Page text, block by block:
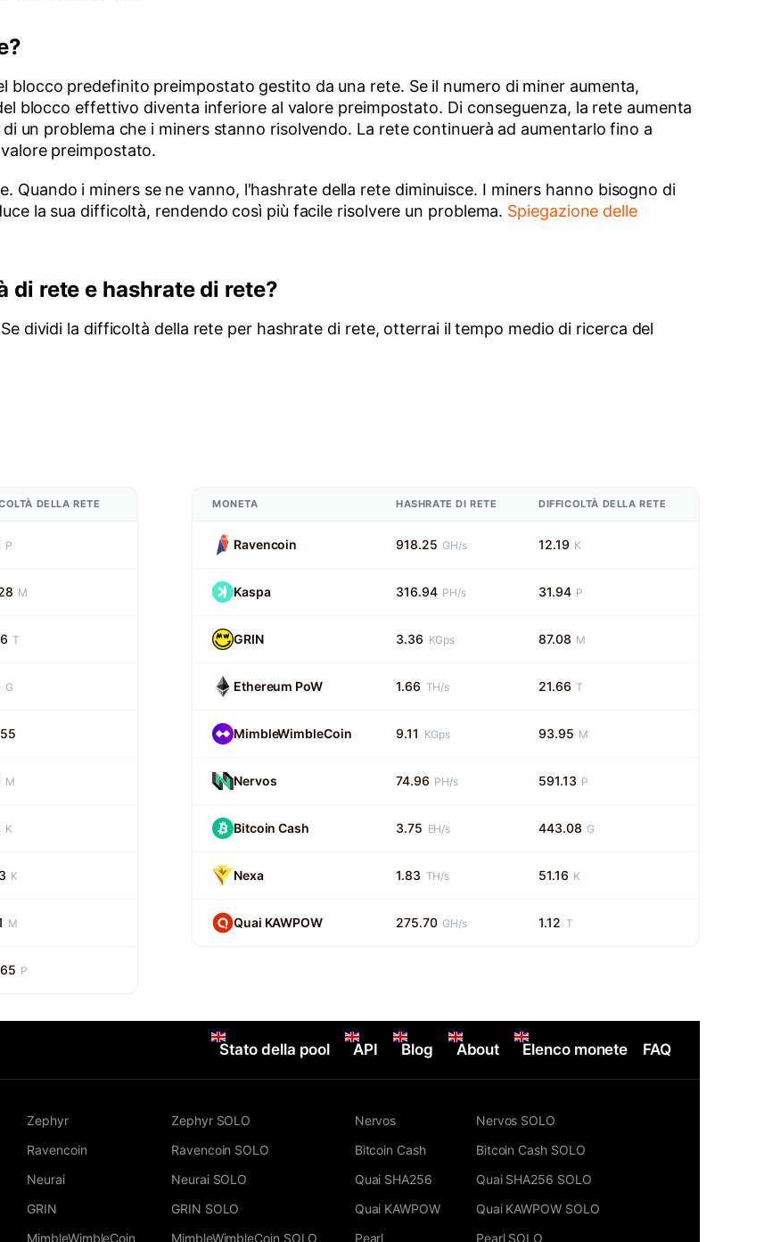
blocco predefinito preimpostato gestito da una rete. Se il numero di miner aumenta,
blocco effettivo diventa inferiore al valore preimpostato. Di conseguenza, la rete aumenta
un problema che i miners stanno risolvendo. La rete continuerà ad aumentarlo fino a
preimpostato.
Quando i miners se ne vanno, l'hashrate della rete diminuisce. I miners hanno bisogno di
la sua difficoltà, rendendo così più facile risolvere un problema. Spiegazione delle
rete e hashrate di rete?
dividi la difficoltà della rete per hashrate di rete, otterrai il tempo medio di ricerca del
DELLA RETE
P
M
T
G
M
K
K
M
P
MONETA HASHRATE DI RETE DIFFICOLTÀ DELLA RETE
Ravencoin 918.25 GH/s 12.19 K
Kaspa 316.94 PH/s 31.94 P
GRIN 3.36 KGps 87.08 M
Ethereum PoW 1.66 TH/s 21.66 T
MimbleWimbleCoin 9.11 KGps 93.95 M
Nervos 74.96 PH/s 591.13 P
Bitcoin Cash 3.75 EH/s 443.08 G
Nexa 1.83 TH/s 51.16 K
Quai KAWPOW 275.70 GH/s 1.12 T
Stato della pool API Blog About Elenco monete FAQ
Zephyr
Ravencoin
Neurai
GRIN
MimbleWimbleCoin
Zephyr SOLO
Ravencoin SOLO
Neurai SOLO
GRIN SOLO
MimbleWimbleCoin SOLO
Nervos
Bitcoin Cash
Quai SHA256
Quai KAWPOW
Pearl
Nervos SOLO
Bitcoin Cash SOLO
Quai SHA256 SOLO
Quai KAWPOW SOLO
Pearl SOLO